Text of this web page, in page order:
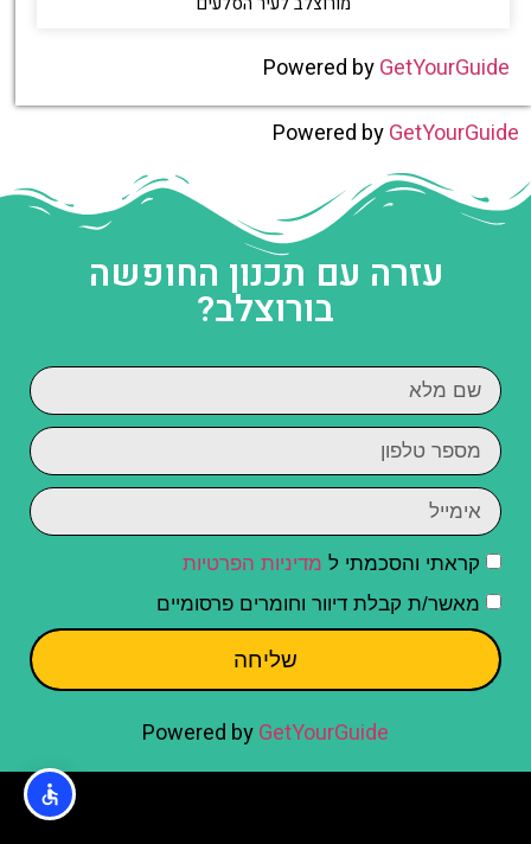
Powered byGetYourGuide
Powered byGetYourGuide
עזרה עם תכנון החופשה
בורוצלב?
קראתי והסכמתי ל מדיניות הפרטיות
מאשר/ת קבלת דיוור וחומרים פרסומיים
שליחה
Powered byGetYourGuide